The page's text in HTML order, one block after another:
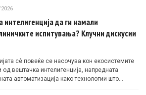
да ги намали
испитувања? Клучни дискусии
сè повеќе се насочува кон екосистемите
вештачка интелигенција, напредната
автоматизација како технологии што